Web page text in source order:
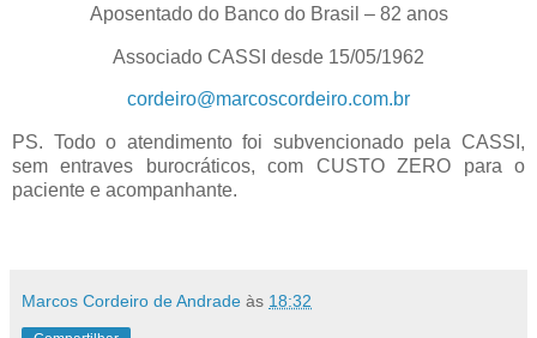
Aposentado do Banco do Brasil – 82 anos
Associado CASSI desde 15/05/1962
cordeiro@marcoscordeiro.com.br
PS. Todo o atendimento foi subvencionado pela CASSI,
sem entraves burocráticos, com CUSTO ZERO para o
paciente e acompanhante.
Marcos Cordeiro de Andrade às 18:32